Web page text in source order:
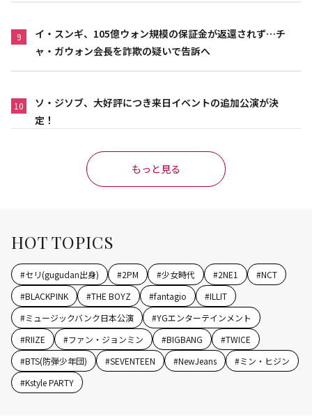
9
イ・スンギ、105億ウォン規模の保証金が返還されず…チ
ャ・ガウォン会長を詐欺の疑いで告訴へ
10
ソ・ジソブ、大好評につき来日イベントの追加公演が決
定！
もっと見る
HOT TOPICS
#セリ(gugudan出身) #2PM #少女時代 #2NE1 #NCT
#BLACKPINK #THE BOYZ #fantagio #ILLIT
#ミュージックバンク日本公演 #YGエンターテインメント
#RIIZE #ファン・ジョンミン #BIGBANG #TWICE
#BTS(防弾少年団) #SEVENTEEN #NewJeans #ミン・ヒジン
#Kstyle PARTY